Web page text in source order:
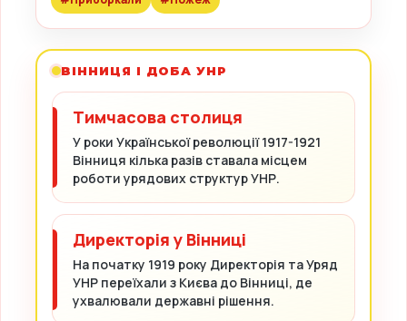
ВІННИЦЯ І ДОБА УНР
Тимчасова столиця
У роки Української революції 1917-1921
Вінниця кілька разів ставала місцем
роботи урядових структур УНР.
Директорія у Вінниці
На початку 1919 року Директорія та Уряд
УНР переїхали з Києва до Вінниці, де
ухвалювали державні рішення.